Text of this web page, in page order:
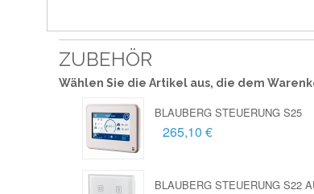
ZUBEHÖR
Wählen Sie die Artikel aus, die dem
BLAUBERG STEUERUNG S25
265,10 €
BLAUBERG STEUERUNG S22